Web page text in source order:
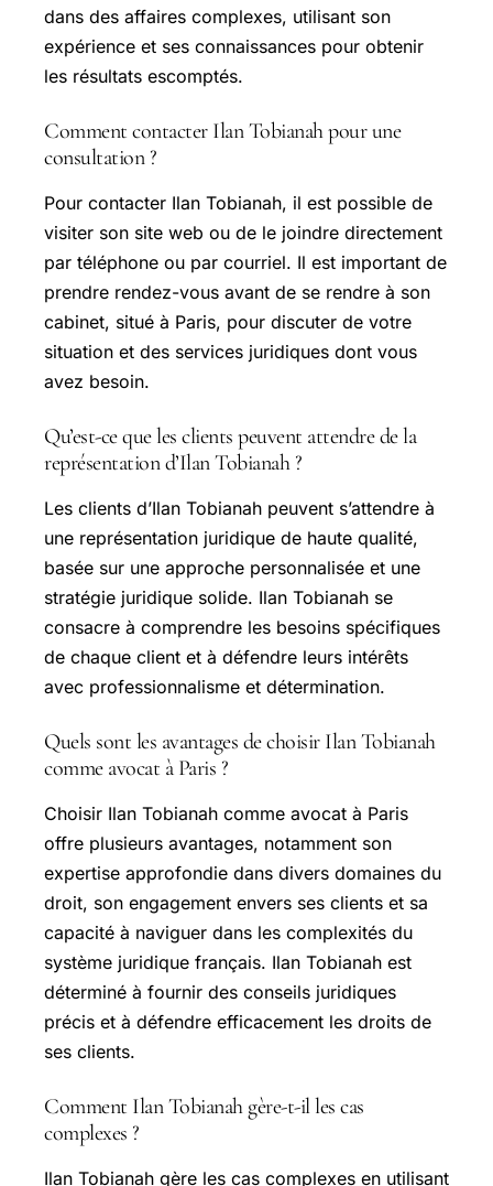
dans des affaires complexes, utilisant son
expérience et ses connaissances pour obtenir
les résultats escomptés.
Comment contacter Ilan Tobianah pour une
consultation ?
Pour contacter Ilan Tobianah, il est possible de
visiter son site web ou de le joindre directement
par téléphone ou par courriel. Il est important de
prendre rendez-vous avant de se rendre à son
cabinet, situé à Paris, pour discuter de votre
situation et des services juridiques dont vous
avez besoin.
Qu’est-ce que les clients peuvent attendre de la
représentation d’Ilan Tobianah ?
Les clients d’Ilan Tobianah peuvent s’attendre à
une représentation juridique de haute qualité,
basée sur une approche personnalisée et une
stratégie juridique solide. Ilan Tobianah se
consacre à comprendre les besoins spécifiques
de chaque client et à défendre leurs intérêts
avec professionnalisme et détermination.
Quels sont les avantages de choisir Ilan Tobianah
comme avocat à Paris ?
Choisir Ilan Tobianah comme avocat à Paris
offre plusieurs avantages, notamment son
expertise approfondie dans divers domaines du
droit, son engagement envers ses clients et sa
capacité à naviguer dans les complexités du
système juridique français. Ilan Tobianah est
déterminé à fournir des conseils juridiques
précis et à défendre efficacement les droits de
ses clients.
Comment Ilan Tobianah gère-t-il les cas
complexes ?
Ilan Tobianah gère les cas complexes en utilisant